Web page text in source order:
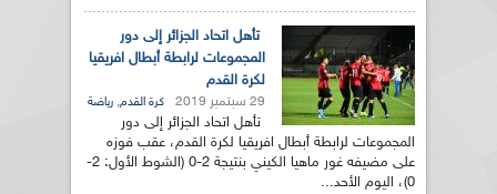
تأهل اتحاد الجزائر إلى دور
المجموعات لرابطة أبطال افريقيا
لكرة القدم
29 سبتمبر 2019 كرة القدم, رياضة
تأهل اتحاد الجزائر إلى دور
المجموعات لرابطة أبطال افريقيا لكرة القدم، عقب فوزه
على مضيفه غور ماهيا الكيني بنتيجة 2-0 (الشوط الأول: 2-
0)، اليوم الأحد...